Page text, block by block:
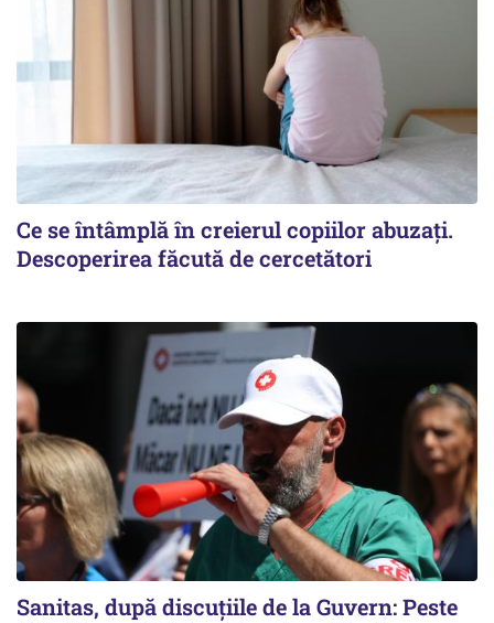
Ce se întâmplă în creierul copiilor abuzați.
Descoperirea făcută de cercetători
Sanitas, după discuțiile de la Guvern: Peste